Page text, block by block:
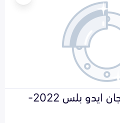
مراية جانبية يمين شانجان ايدو بلس 2022-